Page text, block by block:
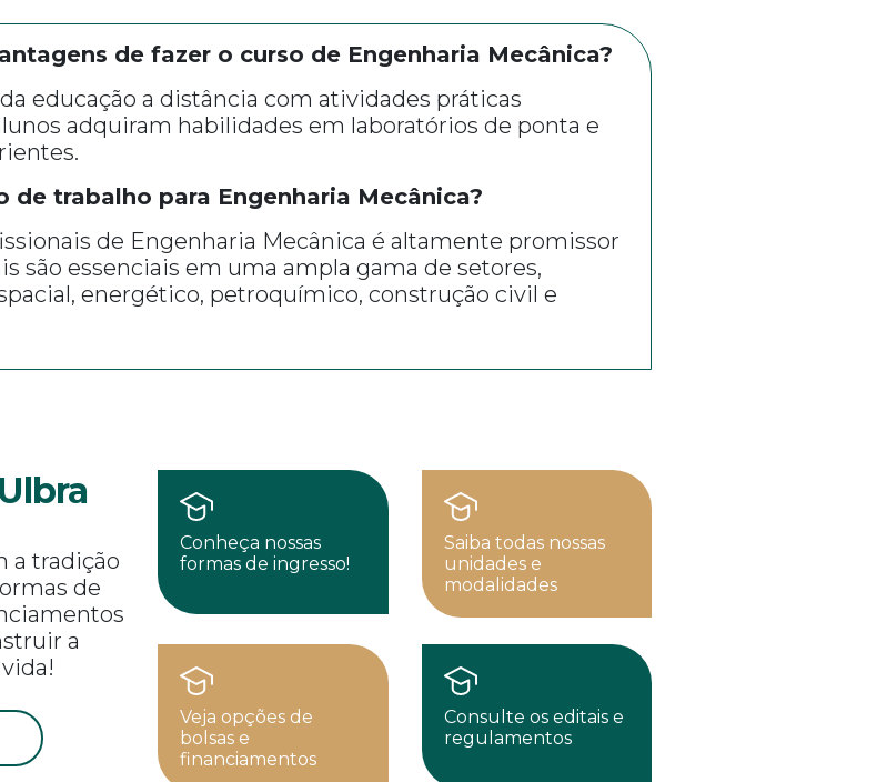
de fazer o curso de Engenharia Mecânica?
educação a distância com atividades práticas
adquiram habilidades em laboratórios de ponta e
de trabalho para Engenharia Mecânica?
de Engenharia Mecânica é altamente promissor
são essenciais em uma ampla gama de setores,
energético, petroquímico, construção civil e
a tradição
de
a
Conheça nossas
formas de ingresso!
Saiba todas nossas
unidades e
modalidades
Veja opções de
bolsas e
financiamentos
Consulte os editais e
regulamentos